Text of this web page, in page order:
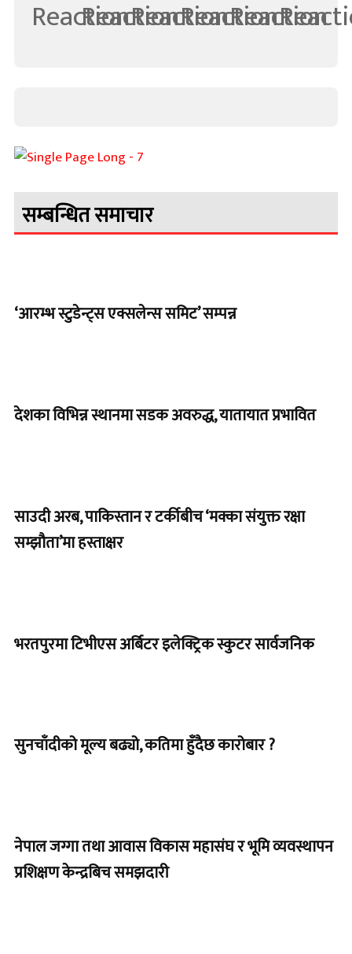
सम्बन्धित समाचार
‘आरम्भ स्टुडेन्ट्स एक्सलेन्स समिट’ सम्पन्न
देशका विभिन्न स्थानमा सडक अवरुद्ध, यातायात प्रभावित
साउदी अरब, पाकिस्तान र टर्कीबीच ‘मक्का संयुक्त रक्षा
सम्झौता’मा हस्ताक्षर
भरतपुरमा टिभीएस अर्बिटर इलेक्ट्रिक स्कुटर सार्वजनिक
सुनचाँदीको मूल्य बढ्यो, कतिमा हुँदैछ कारोबार ?
नेपाल जग्गा तथा आवास विकास महासंघ र भूमि व्यवस्थापन
प्रशिक्षण केन्द्रबिच समझदारी